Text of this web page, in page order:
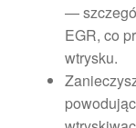
—
EGR, co
wtrysku.